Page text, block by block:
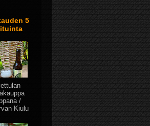
5
/
Kiulu